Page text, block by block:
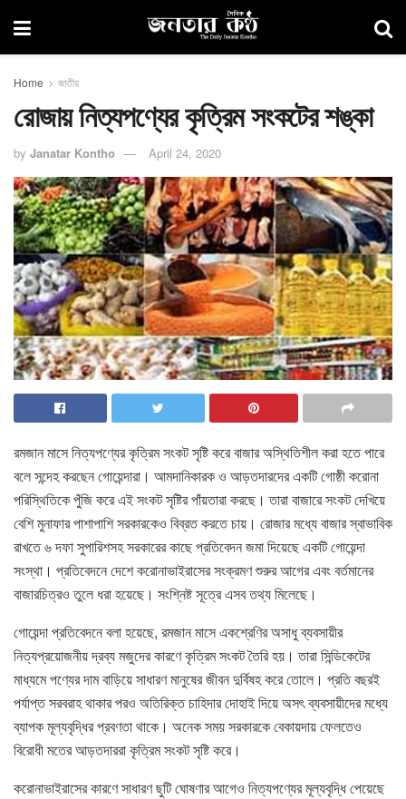
Home জাতীয়
রোজায় নিত্যপণ্যের কৃত্রিম সংকটের শঙ্কা
by Janatar Kontho April 24, 2020
রমজান মাসে নিত্যপণ্যের কৃত্রিম সংকট সৃষ্টি করে বাজার অস্থিতিশীল করা হতে পারে
বলে সন্দেহ করছেন গোয়েন্দারা। আমদানিকারক ও আড়তদারদের একটি গোষ্ঠী করোনা
পরিস্থিতিকে পুঁজি করে এই সংকট সৃষ্টির পাঁয়তারা করছে। তারা বাজারে সংকট দেখিয়ে
বেশি মুনাফার পাশাপাশি সরকারকেও বিব্রত করতে চায়। রোজার মধ্যে বাজার স্বাভাবিক
রাখতে ৬ দফা সুপারিশসহ সরকারের কাছে প্রতিবেদন জমা দিয়েছে একটি গোয়েন্দা
সংস্থা। প্রতিবেদনে দেশে করোনাভাইরাসের সংক্রমণ শুরুর আগের এবং বর্তমানের
বাজারচিত্রও তুলে ধরা হয়েছে। সংশ্নিষ্ট সূত্রে এসব তথ্য মিলেছে।
গোয়েন্দা প্রতিবেদনে বলা হয়েছে, রমজান মাসে একশ্রেণির অসাধু ব্যবসায়ীর
নিত্যপ্রয়োজনীয় দ্রব্য মজুদের কারণে কৃত্রিম সংকট তৈরি হয়। তারা সিন্ডিকেটের
মাধ্যমে পণ্যের দাম বাড়িয়ে সাধারণ মানুষের জীবন দুর্বিষহ করে তোলে। প্রতি বছরই
পর্যাপ্ত সরবরাহ থাকার পরও অতিরিক্ত চাহিদার দোহাই দিয়ে অসৎ ব্যবসায়ীদের মধ্যে
ব্যাপক মূল্যবৃদ্ধির প্রবণতা থাকে। অনেক সময় সরকারকে বেকায়দায় ফেলতেও
বিরোধী মতের আড়তদাররা কৃত্রিম সংকট সৃষ্টি করে।
করোনাভাইরাসের কারণে সাধারণ ছুটি ঘোষণার আগেও নিত্যপণ্যের মূল্যবৃদ্ধি পেয়েছে